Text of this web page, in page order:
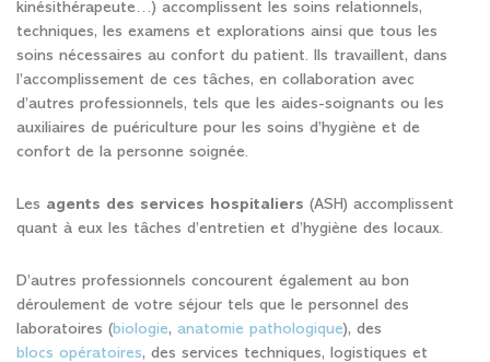
kinésithérapeute…) accomplissent les soins relationnels,
techniques, les examens et explorations ainsi que tous les
soins nécessaires au confort du patient. Ils travaillent, dans
l’accomplissement de ces tâches, en collaboration avec
d’autres professionnels, tels que les aides-soignants ou les
auxiliaires de puériculture pour les soins d’hygiène et de
confort de la personne soignée.
Les agents des services hospitaliers (ASH) accomplissent
quant à eux les tâches d’entretien et d’hygiène des locaux.
D’autres professionnels concourent également au bon
déroulement de votre séjour tels que le personnel des
laboratoires ( biologie, anatomie pathologique), des
blocs opératoires, des services techniques, logistiques et